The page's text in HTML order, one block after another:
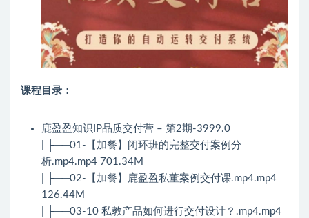
课程目录：
鹿盈盈知识IP品质交付营 – 第2期-3999.0
| ├──01-【加餐】闭环班的完整交付案例分
析.mp4.mp4 701.34M
| ├──02-【加餐】鹿盈盈私董案例交付课.mp4.mp4
126.44M
| ├──03-10 私教产品如何进行交付设计？.mp4.mp4